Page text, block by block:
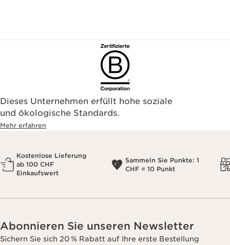
Dieses Unternehmen erfüllt hohe soziale
und ökologische Standards.
Mehr erfahren
Kostenlose Lieferung
ab 100 CHF
Einkaufswert
Sammeln Sie Punkte: 1
CHF = 10 Punkt
Abonnieren Sie unseren Newsletter
Sichern Sie sich 20 % Rabatt auf Ihre erste Bestellung